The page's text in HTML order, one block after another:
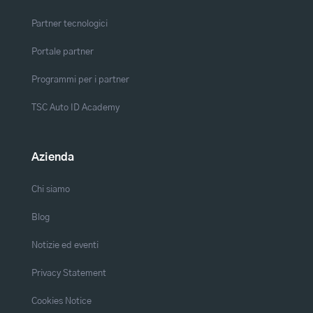
Partner tecnologici
Portale partner
Programmi per i partner
TSC Auto ID Academy
Azienda
Chi siamo
Blog
Notizie ed eventi
Privacy Statement
Cookies Notice